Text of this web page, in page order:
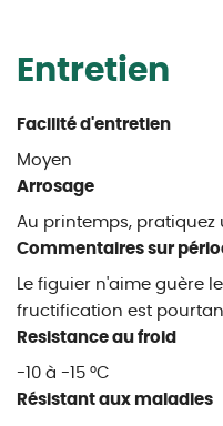
Entretien
Facilité d'entretien
Moyen
Arrosage
Au printemps,
Commentaires sur
Le figuier n'aime guère
fructification est
Resistance au froid
-10 à -15 °C
Résistant aux maladies